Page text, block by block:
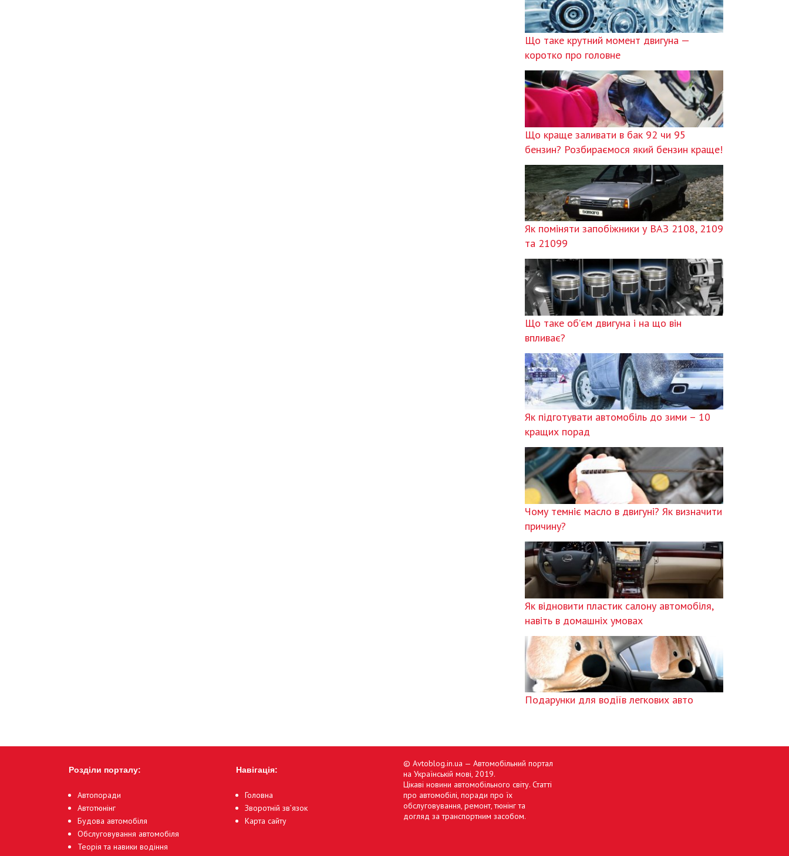
Що таке крутний момент двигуна —
коротко про головне
Що краще заливати в бак 92 чи 95
бензин? Розбираємося який бензин краще!
Як поміняти запобіжники у ВАЗ 2108, 2109
та 21099
Що таке об’єм двигуна і на що він
впливає?
Як підготувати автомобіль до зими – 10
кращих порад
Чому темніє масло в двигуні? Як визначити
причину?
Як відновити пластик салону автомобіля,
навіть в домашніх умовах
Подарунки для водіїв легкових авто
Розділи порталу:
Автопоради
Автотюнінг
Будова автомобіля
Обслуговування автомобіля
Теорія та навики водіння
Навігація:
Головна
Зворотній зв’язок
Карта сайту
© Avtoblog.in.ua — Автомобільний портал
на Українській мові, 2019.
Цікаві новини автомобільного світу. Статті
про автомобілі, поради про їх
обслуговування, ремонт, тюнінг та
догляд за транспортним засобом.